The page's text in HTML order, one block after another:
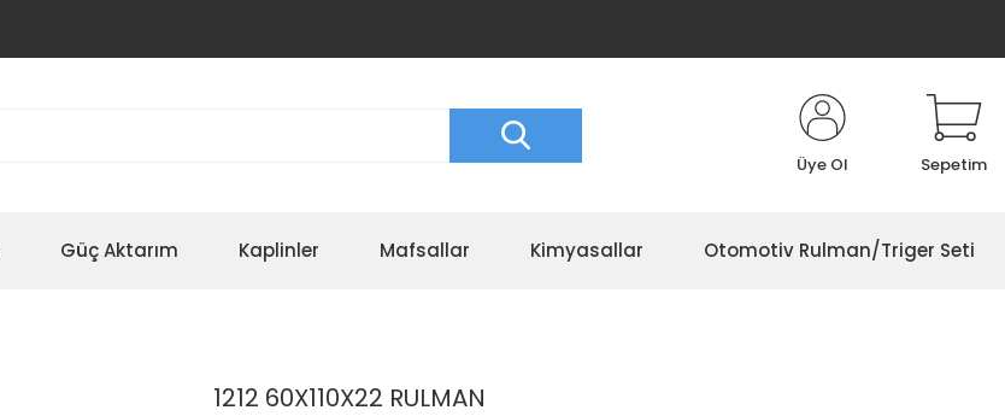
Üye Ol Sepetim
Güç Aktarım Kaplinler Mafsallar Kimyasallar Otomotiv Rulman/Triger Seti
1212 60X110X22 RULMAN